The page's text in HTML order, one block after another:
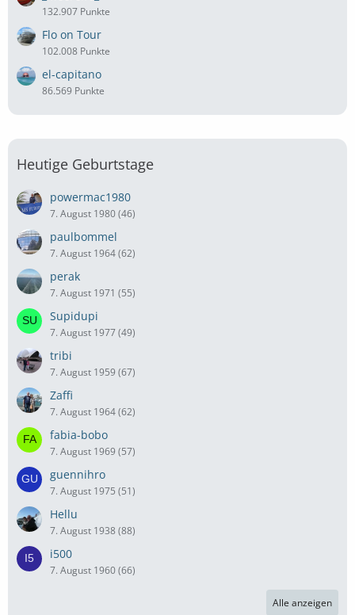
132.907 Punkte
Flo on Tour
102.008 Punkte
el-capitano
86.569 Punkte
Heutige Geburtstage
powermac1980
7. August 1980 (46)
paulbommel
7. August 1964 (62)
perak
7. August 1971 (55)
Supidupi
7. August 1977 (49)
tribi
7. August 1959 (67)
Zaffi
7. August 1964 (62)
fabia-bobo
7. August 1969 (57)
guennihro
7. August 1975 (51)
Hellu
7. August 1938 (88)
i500
7. August 1960 (66)
Alle anzeigen